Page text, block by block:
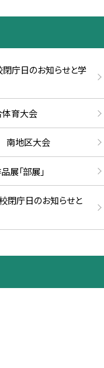
閉庁日のお知らせと学
体育大会
南地区大会
展「部展」
閉庁日のお知らせと